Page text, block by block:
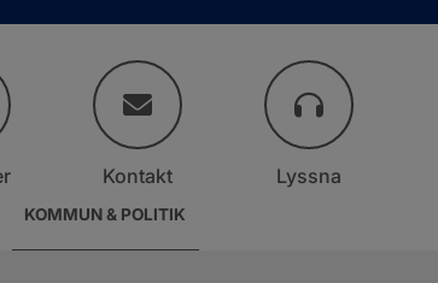
KOMMUN & POLITIK
Kontakt Lyssna